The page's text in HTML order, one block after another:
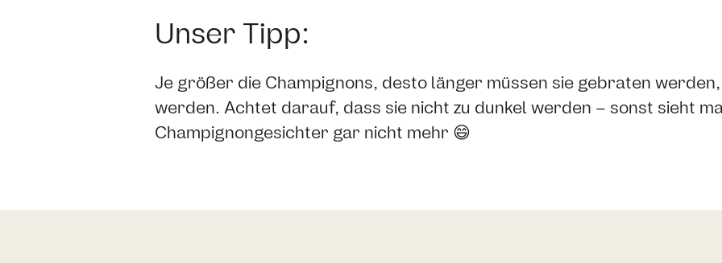
Unser Tipp:
Je größer die Champignons, desto länger müssen sie gebraten
werden. Achtet darauf, dass sie nicht zu dunkel werden – sonst sieht
Champignongesichter gar nicht mehr 😄